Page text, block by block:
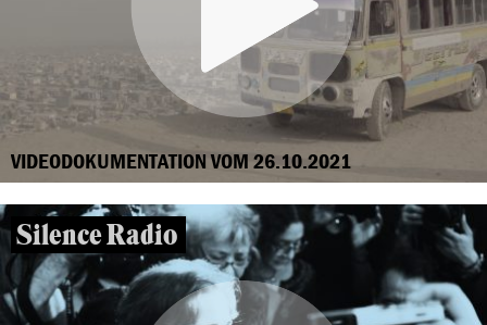
VIDEODOKUMENTATION VOM 26.10.2021
Silence Radio